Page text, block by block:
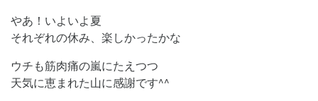
やあ！いよいよ夏
それぞれの休み、楽しかったかな
ウチも筋肉痛の嵐にたえつつ
天気に恵まれた山に感謝です^^